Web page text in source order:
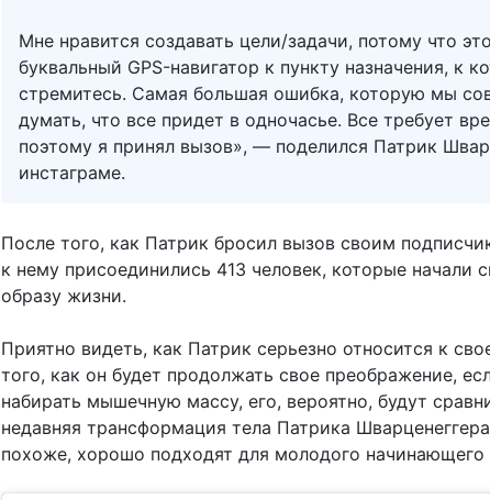
Мне нравится создавать цели/задачи, потому что
буквальный GPS-навигатор к пункту назначения, к
стремитесь. Самая большая ошибка, которую мы
думать, что все придет в одночасье. Все требует
поэтому я принял вызов», — поделился Патрик
инстаграме.
После того, как Патрик бросил вызов своим
к нему присоединились 413 человек, которые начали
образу жизни.
Приятно видеть, как Патрик серьезно относится к
того, как он будет продолжать свое преображение,
набирать мышечную массу, его, вероятно, будут
недавняя трансформация тела Патрика
похоже, хорошо подходят для молодого начинающего